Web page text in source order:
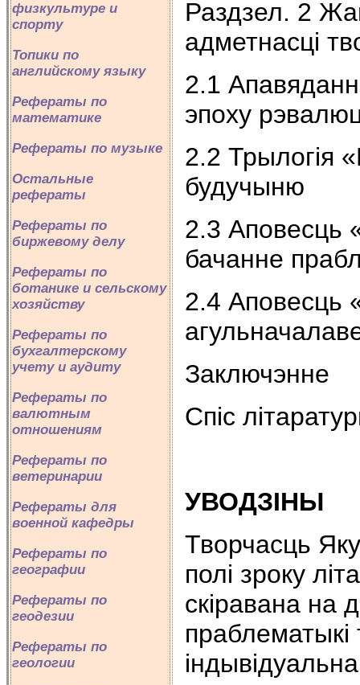
физкультуре и
спорту
Топики по
английскому языку
Рефераты по
математике
Рефераты по музыке
Остальные
рефераты
Рефераты по
биржевому делу
Рефераты по
ботанике и сельскому
хозяйству
Рефераты по
бухгалтерскому
учету и аудиту
Рефераты по
валютным
отношениям
Рефераты по
ветеринарии
Рефераты для
военной кафедры
Рефераты по
географии
Рефераты по
геодезии
Рефераты по
геологии
Раздзел. 2
адметнасці
2.1
эпоху
2.2 Трылогія
будучыню
2.3 Аповесць
бачанне
2.4 Аповесць
Заключэнне
Спiс
УВОДЗIНЫ
Творчасць
полi зроку
скiравана на
праблематыкi